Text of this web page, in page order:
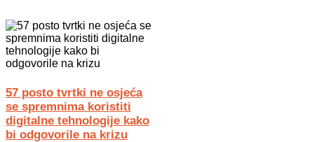
57 posto tvrtki ne osjeća
se spremnima koristiti
digitalne tehnologije kako
bi odgovorile na krizu